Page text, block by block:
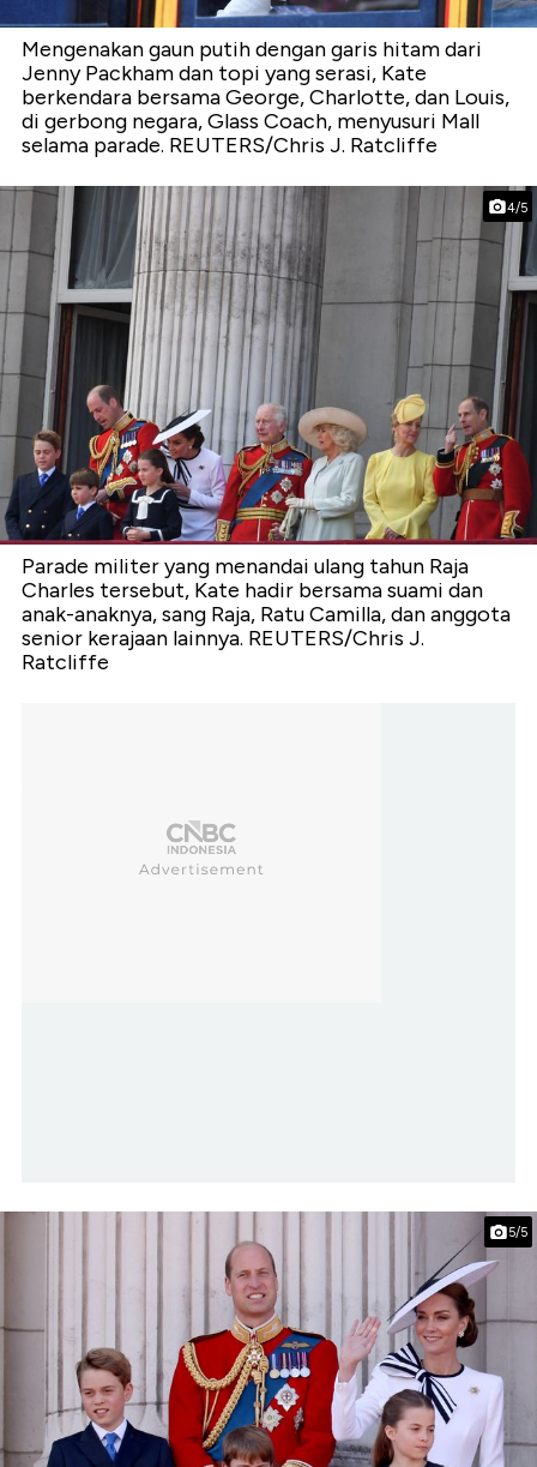
Mengenakan gaun putih dengan garis hitam dari
Jenny Packham dan topi yang serasi, Kate
berkendara bersama George, Charlotte, dan Louis,
di gerbong negara, Glass Coach, menyusuri Mall
selama parade. REUTERS/Chris J. Ratcliffe
4/5
Parade militer yang menandai ulang tahun Raja
Charles tersebut, Kate hadir bersama suami dan
anak-anaknya, sang Raja, Ratu Camilla, dan anggota
senior kerajaan lainnya. REUTERS/Chris J.
Ratcliffe
5/5